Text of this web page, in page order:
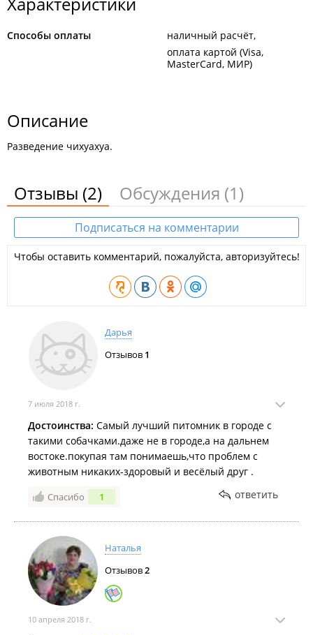
Способы оплаты
наличный расчёт
оплата картой (Visa,
MasterCard, МИР)
Описание
Разведение чихуахуа.
Отзывы (2) Обсуждения (1)
Подписаться на комментарии
Чтобы оставить комментарий, пожалуйста, авторизуйтесь!
Дарья
Отзывов 1
7 июля 2018 г.
Достоинства: Самый лучший питомник в городе с
такими собачками.даже не в городе,а на дальнем
востоке.покупая там понимаешь,что проблем с
животным никаких-здоровый и весёлый друг .
Спасибо 1 ответить
Наталья
Отзывов2
10 апреля 2018 г.